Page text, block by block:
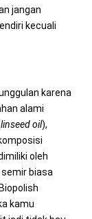
jangan
kecuali
karena
alami
linseed oil),
oleh
biasa
kamu